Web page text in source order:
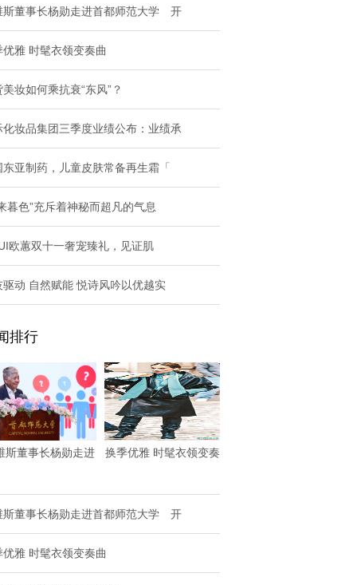
斯董事长杨勋走进首都师范大学 开
优雅 时髦衣领变奏曲
美妆如何乘抗衰“东风”？
化妆品集团三季度业绩公布：业绩承
东亚制药，儿童皮肤常备再生霜「
暮色”充斥着神秘而超凡的气息
欧蕙双十一奢宠臻礼，见证肌
驱动 自然赋能 悦诗风吟以优越实
排行
斯董事长杨勋走进
换季优雅 时髦衣领变奏
斯董事长杨勋走进首都师范大学 开
优雅 时髦衣领变奏曲